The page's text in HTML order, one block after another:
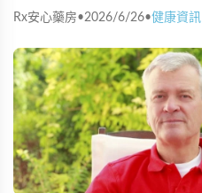
Rx安心藥房•2026/6/26•健康資訊